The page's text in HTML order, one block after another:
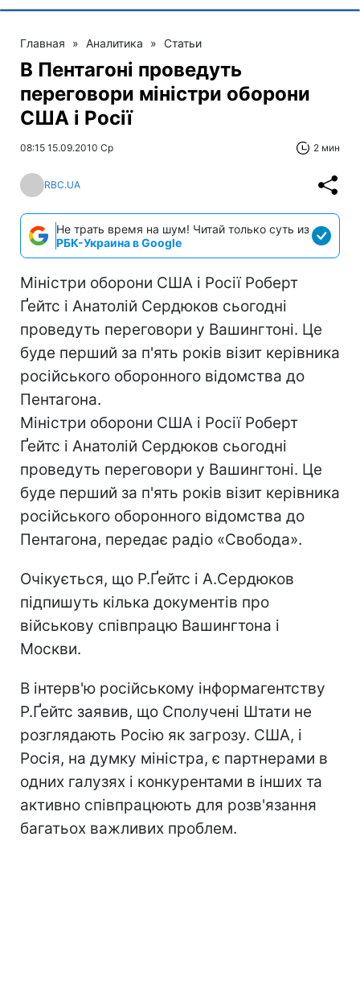
Главная » Аналитика » Статьи
В Пентагоні проведуть
переговори міністри оборони
США і Росії
08:15 15.09.2010 Ср 2 мин
RBC.UA
Не трать время на шум! Читай только суть из
РБК-Украина в Google
Міністри оборони США і Росії Роберт
Ґейтс і Анатолій Сердюков сьогодні
проведуть переговори у Вашингтоні. Це
буде перший за п'ять років візит керівника
російського оборонного відомства до
Пентагона.
Міністри оборони США і Росії Роберт
Ґейтс і Анатолій Сердюков сьогодні
проведуть переговори у Вашингтоні. Це
буде перший за п'ять років візит керівника
російського оборонного відомства до
Пентагона, передає радіо «Свобода».
Очікується, що Р.Ґейтс і А.Сердюков
підпишуть кілька документів про
військову співпрацю Вашингтона і
Москви.
В інтерв'ю російському інформагентству
Р.Ґейтс заявив, що Сполучені Штати не
розглядають Росію як загрозу. США, і
Росія, на думку міністра, є партнерами в
одних галузях і конкурентами в інших та
активно співпрацюють для розв'язання
багатьох важливих проблем.